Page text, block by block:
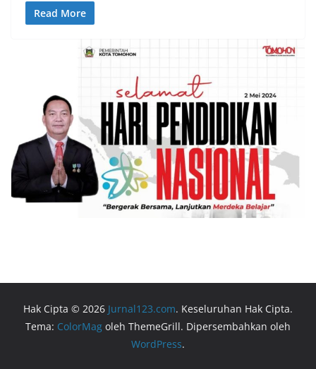
Read More
Hak Cipta © 2026 Jurnal123.com. Keseluruhan Hak Cipta.
Tema: ColorMag oleh ThemeGrill. Dipersembahkan oleh
WordPress.